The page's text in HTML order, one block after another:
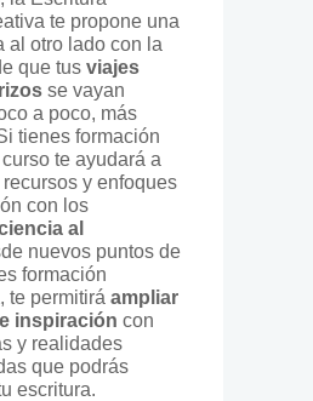
te propone una
al otro lado con la
que tus viajes
se vayan
a poco, más
tienes formación
te ayudará a
y enfoques
con los
al
nuevos puntos de
formación
te permitirá ampliar
inspiración con
y realidades
que podrás
escritura.